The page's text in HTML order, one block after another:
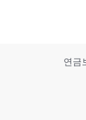
연금